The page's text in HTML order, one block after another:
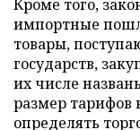
Кроме того,
импортные
товары,
государств,
их числе
размер тарифов
определять